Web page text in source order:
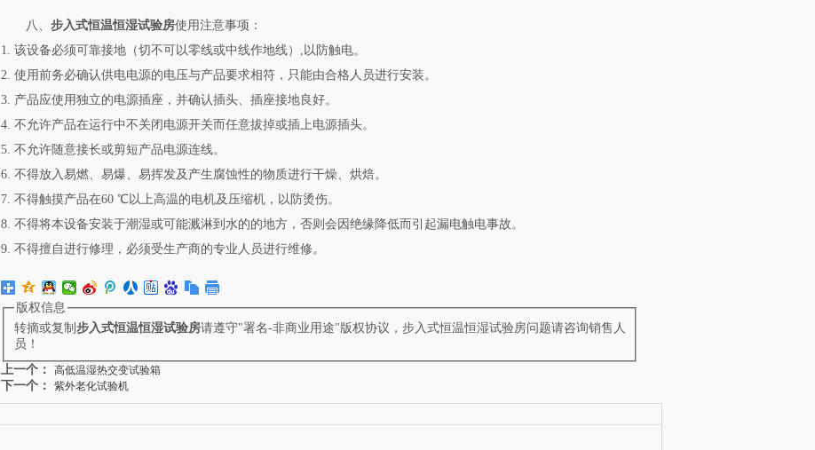
八、 步入式恒温恒湿试验房使用注意事项：
1. 该设备必须可靠接地（切不可以零线或中线作地线）,以防触电。
2. 使用前务必确认供电电源的电压与产品要求相符，只能由合格人员进行安装。
3. 产品应使用独立的电源插座，并确认插头、插座接地良好。
4. 不允许产品在运行中不关闭电源开关而任意拔掉或插上电源插头。
5. 不允许随意接长或剪短产品电源连线。
6. 不得放入易燃、易爆、易挥发及产生腐蚀性的物质进行干燥、烘焙。
7. 不得触摸产品在60 ℃以上高温的电机及压缩机，以防烫伤。
8. 不得将本设备安装于潮湿或可能溅淋到水的的地方，否则会因绝缘降低而引起漏电触电事故。
9. 不得擅自进行修理，必须受生产商的专业人员进行维修。
版权信息
转摘或复制 步入式恒温恒湿试验房请遵守"署名-非商业用途"版权协议，步入式恒温恒湿试验房问题请咨询销售人
员！
上一个： 高低温湿热交变试验箱
下一个： 紫外老化试验机